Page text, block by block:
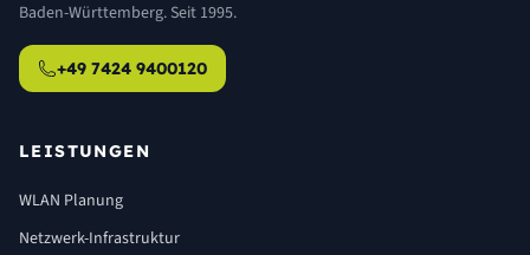
Baden-Württemberg. Seit 1995.
+49 7424 9400120
LEISTUNGEN
WLAN Planung
Netzwerk-Infrastruktur